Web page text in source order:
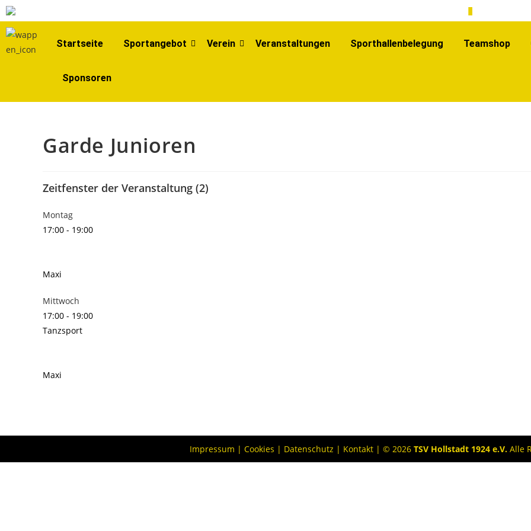
EIN VEREIN - VIELE
Startseite Sportangebot Verein Veranstaltungen Sporthallenbelegung Teamshop
Sponsoren
Garde Junioren
Zeitfenster der Veranstaltung (2)
Montag
17:00 - 19:00
Maxi
Mittwoch
17:00 - 19:00
Tanzsport
Maxi
Impressum | Cookies | Datenschutz | Kontakt | © 2026 TSV Hollstadt 1924 e.V. Alle